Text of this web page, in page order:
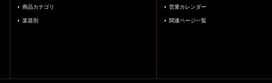
商品カテゴリ
楽器別
営業カレンダー
関連ページ一覧